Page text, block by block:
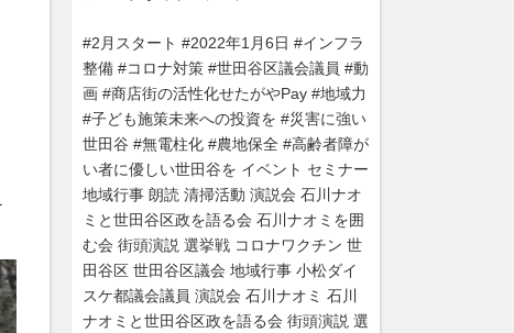
#2月スタート #2022年1月6日 #インフラ
整備 #コロナ対策 #世田谷区議会議員 #動
画 #商店街の活性化せたがやPay #地域力
#子ども施策未来への投資を #災害に強い
世田谷 #無電柱化 #農地保全 #高齢者障が
い者に優しい世田谷を イベント セミナー
地域行事 朗読 清掃活動 演説会 石川ナオ
ミと世田谷区政を語る会 石川ナオミを囲
む会 街頭演説 選挙戦 コロナワクチン 世
田谷区 世田谷区議会 地域行事 小松ダイ
スケ都議会議員 演説会 石川ナオミ 石川
ナオミと世田谷区政を語る会 街頭演説 選